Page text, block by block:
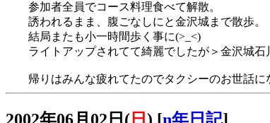
参加者全員でコース料理食べて解散。
誘われるまま、腹ごなしにと金沢城まで散歩。
結局またも小一時間歩く事に(>_<)
ライトアップされてて綺麗でしたが＞金沢城石
帰りはみんな疲れてたのでタクシーのお世話に